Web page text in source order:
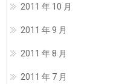
2011 年 10 月
2011 年 9 月
2011 年 8 月
2011 年 7 月